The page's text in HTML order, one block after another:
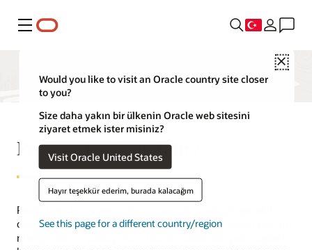
Menü
Close
Would you like to visit an Oracle country site closer
to you?
Size daha yakın bir ülkenin Oracle web sitesini
ziyaret etmek ister misiniz?
Visit Oracle United States
Hayır teşekkür ederim, burada kalacağım
See this page for a different country/region
PaaS neden önemlidir?
PaaS, uygulama yazılımlarını barındırmak için gerekli
olan orta katman ve veritabanı kapasitesini sunan devrim
niteliğinde bir yaklaşımdır. Günümüzde pek çok müşteri,